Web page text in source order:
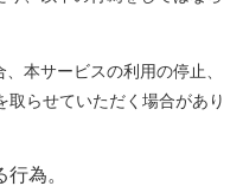
本サービスの利用の停止、
らせていただく場合があり
為。